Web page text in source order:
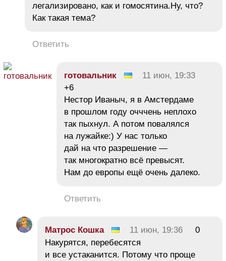
легализировано, как и гомосятина.Ну, что?
Как такая тема?
Ответить
готовальник
11 июн, 19:33
+6
Нестор Иваныч, я в Амстердаме
в прошлом году очччень неплохо
так пыхнул. А потом повалялся
на лужайке:) У нас только
дай на что разрешение —
так многократно всё превысят.
Нам до европы ещё очень далеко.
Ответить
Матрос Кошка 11 июн, 19:36
0
Накурятся, перебесятся
и все устаканится. Потому что проще